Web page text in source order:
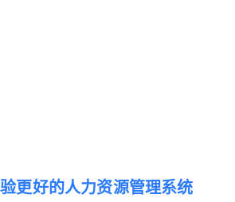
更好的人力资源管理系统